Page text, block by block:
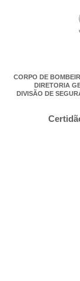
CORPO DE
DIRETORIA
DIVISÃO DE